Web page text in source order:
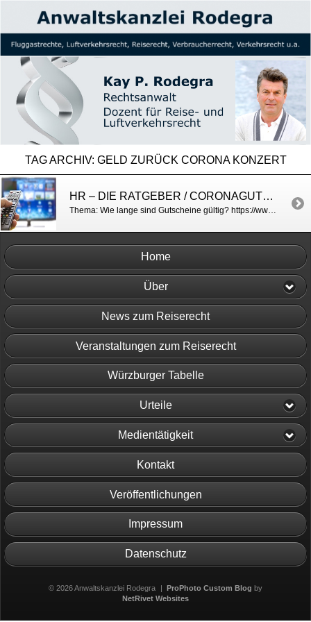
TAG ARCHIV: GELD ZURÜCK CORONA KONZERT
HR – DIE RATGEBER / CORONAGUTSCHEINE
Thema: Wie lange sind Gutscheine gültig? https://www.ardmediathek.de/video/die-ratgeber/die-ratgeber-vom-18-10-2021/hr-fernsehen/Y3JpZDovL2hyLW9ubGluZS8xNTE5ODM/
Home
Über
News zum Reiserecht
Veranstaltungen zum Reiserecht
Würzburger Tabelle
Urteile
Medientätigkeit
Kontakt
Veröffentlichungen
Impressum
Datenschutz
© 2026 Anwaltskanzlei Rodegra | ProPhoto Custom Blog by
NetRivet Websites